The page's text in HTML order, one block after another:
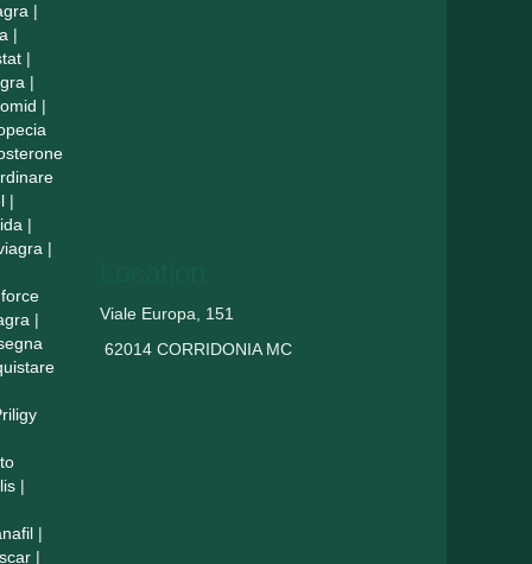
|
|
|
|
|
|
|
|
|
|
|
|
Viale Europa, 151
62014 CORRIDONIA MC